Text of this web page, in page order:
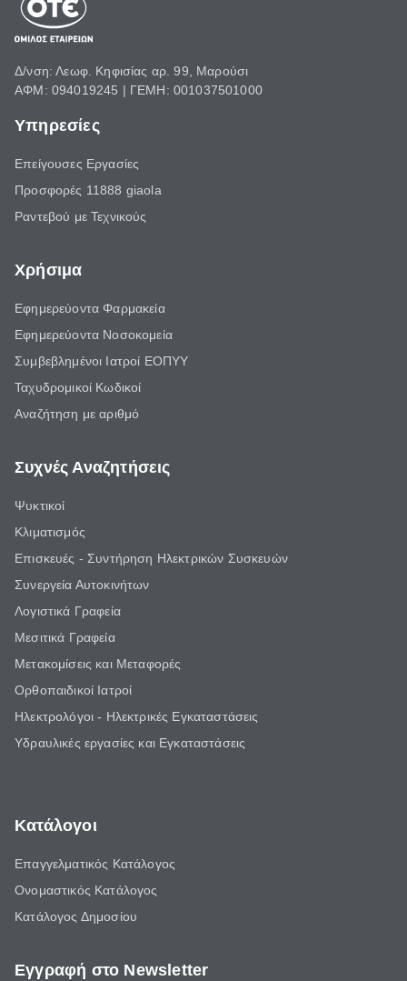
Δ/νση: Λεωφ. Κηφισίας αρ. 99, Μαρούσι
ΑΦΜ: 094019245 | ΓΕΜΗ: 001037501000
Υπηρεσίες
Επείγουσες Εργασίες
Προσφορές 11888 giaola
Ραντεβού με Τεχνικούς
Χρήσιμα
Εφημερεύοντα Φαρμακεία
Εφημερεύοντα Νοσοκομεία
Συμβεβλημένοι Ιατροί ΕΟΠΥΥ
Ταχυδρομικοί Κωδικοί
Αναζήτηση με αριθμό
Συχνές Αναζητήσεις
Ψυκτικοί
Κλιματισμός
Επισκευές - Συντήρηση Ηλεκτρικών Συσκευών
Συνεργεία Αυτοκινήτων
Λογιστικά Γραφεία
Μεσιτικά Γραφεία
Μετακομίσεις και Μεταφορές
Ορθοπαιδικοί Ιατροί
Ηλεκτρολόγοι - Ηλεκτρικές Εγκαταστάσεις
Υδραυλικές εργασίες και Εγκαταστάσεις
Κατάλογοι
Επαγγελματικός Κατάλογος
Ονομαστικός Κατάλογος
Κατάλογος Δημοσίου
Εγγραφή στο Newsletter